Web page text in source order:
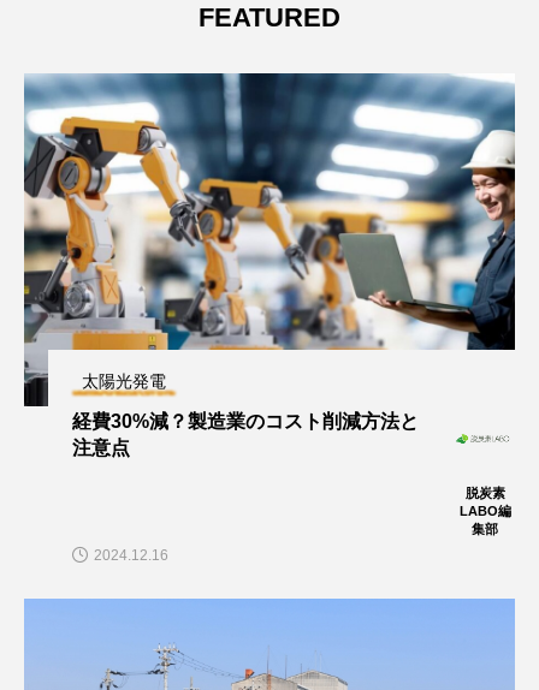
FEATURED
太陽光発電
経費30%減？製造業のコスト削減方法と
注意点
脱炭素
LABO編
集部
2024.12.16